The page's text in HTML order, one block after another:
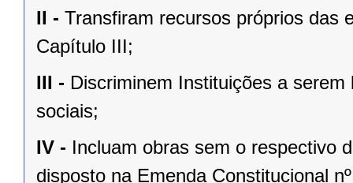
II - Transfiram recursos próprios das
Capítulo III;
III - Discriminem Instituições a
sociais;
IV - Incluam obras sem o respectivo
disposto na Emenda Constitucional